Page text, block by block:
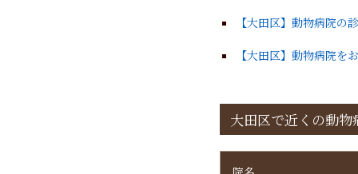
【大田区】動物病院の
【大田区】動物病院を
大田区で近くの動